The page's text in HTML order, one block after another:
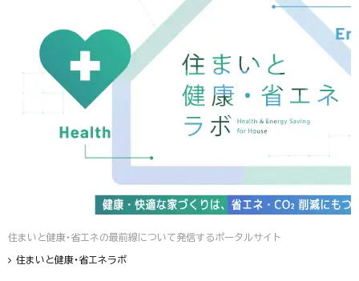
住まいと健康・省エネの最前線について発信するポータルサイト
住まいと健康・省エネラボ